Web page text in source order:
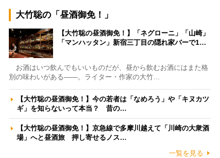
大竹聡の「昼酒御免！」
【大竹聡の昼酒御免！】「ネグローニ」「山崎」
「マンハッタン」新宿三丁目の隠れ家バーで1…
お酒はいつ飲んでもいいものだが、昼から飲むお酒にはまた格
別の味わいがある――。ライター・作家の大竹…
【大竹聡の昼酒御免！】今の若者は「なめろう」や「キヌカツ
ギ」を知らないって本当？ 昔の…
【大竹聡の昼酒御免！】京急線で多摩川越えて「川崎の大衆酒
場」へと昼酒旅 押し寄せるノス…
一覧を見る